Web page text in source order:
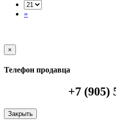
»
×
Телефон продавца
+7 (905)
Закрыть